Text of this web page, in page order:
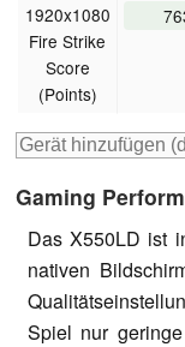
1920x1080
Fire Strike
Score
(Points)
Gaming
Das X550LD ist
nativen
Spiel nur